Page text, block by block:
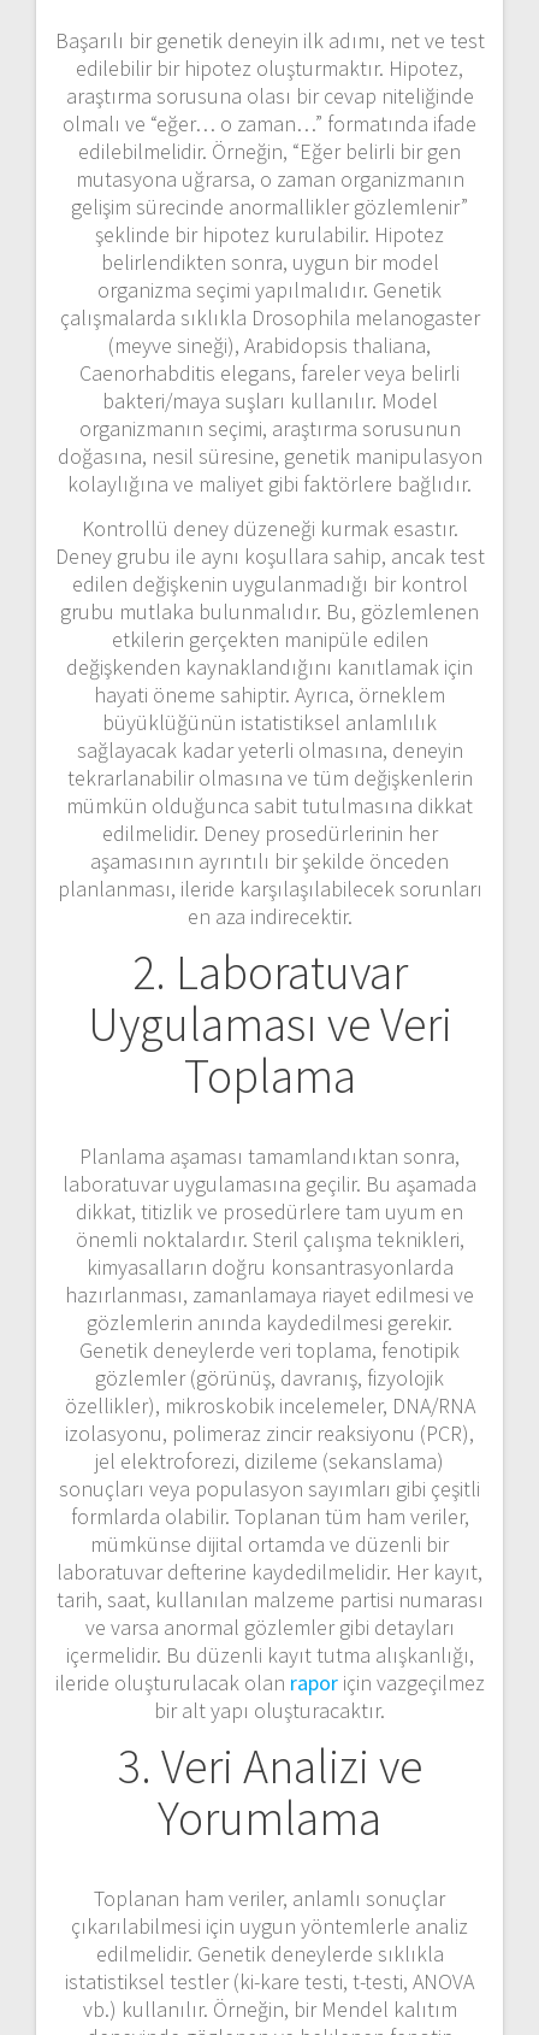
Başarılı bir genetik deneyin ilk adımı, net ve test
edilebilir bir hipotez oluşturmaktır. Hipotez,
araştırma sorusuna olası bir cevap niteliğinde
olmalı ve “eğer… o zaman…” formatında ifade
edilebilmelidir. Örneğin, “Eğer belirli bir gen
mutasyona uğrarsa, o zaman organizmanın
gelişim sürecinde anormallikler gözlemlenir”
şeklinde bir hipotez kurulabilir. Hipotez
belirlendikten sonra, uygun bir model
organizma seçimi yapılmalıdır. Genetik
çalışmalarda sıklıkla Drosophila melanogaster
(meyve sineği), Arabidopsis thaliana,
Caenorhabditis elegans, fareler veya belirli
bakteri/maya suşları kullanılır. Model
organizmanın seçimi, araştırma sorusunun
doğasına, nesil süresine, genetik manipulasyon
kolaylığına ve maliyet gibi faktörlere bağlıdır.
Kontrollü deney düzeneği kurmak esastır.
Deney grubu ile aynı koşullara sahip, ancak test
edilen değişkenin uygulanmadığı bir kontrol
grubu mutlaka bulunmalıdır. Bu, gözlemlenen
etkilerin gerçekten manipüle edilen
değişkenden kaynaklandığını kanıtlamak için
hayati öneme sahiptir. Ayrıca, örneklem
büyüklüğünün istatistiksel anlamlılık
sağlayacak kadar yeterli olmasına, deneyin
tekrarlanabilir olmasına ve tüm değişkenlerin
mümkün olduğunca sabit tutulmasına dikkat
edilmelidir. Deney prosedürlerinin her
aşamasının ayrıntılı bir şekilde önceden
planlanması, ileride karşılaşılabilecek sorunları
en aza indirecektir.
2. Laboratuvar
Uygulaması ve Veri
Toplama
Planlama aşaması tamamlandıktan sonra,
laboratuvar uygulamasına geçilir. Bu aşamada
dikkat, titizlik ve prosedürlere tam uyum en
önemli noktalardır. Steril çalışma teknikleri,
kimyasalların doğru konsantrasyonlarda
hazırlanması, zamanlamaya riayet edilmesi ve
gözlemlerin anında kaydedilmesi gerekir.
Genetik deneylerde veri toplama, fenotipik
gözlemler (görünüş, davranış, fizyolojik
özellikler), mikroskobik incelemeler, DNA/RNA
izolasyonu, polimeraz zincir reaksiyonu (PCR),
jel elektroforezi, dizileme (sekanslama)
sonuçları veya populasyon sayımları gibi çeşitli
formlarda olabilir. Toplanan tüm ham veriler,
mümkünse dijital ortamda ve düzenli bir
laboratuvar defterine kaydedilmelidir. Her kayıt,
tarih, saat, kullanılan malzeme partisi numarası
ve varsa anormal gözlemler gibi detayları
içermelidir. Bu düzenli kayıt tutma alışkanlığı,
ileride oluşturulacak olan raporiçin vazgeçilmez
bir alt yapı oluşturacaktır.
3. Veri Analizi ve
Yorumlama
Toplanan ham veriler, anlamlı sonuçlar
çıkarılabilmesi için uygun yöntemlerle analiz
edilmelidir. Genetik deneylerde sıklıkla
istatistiksel testler (ki-kare testi, t-testi, ANOVA
vb.) kullanılır. Örneğin, bir Mendel kalıtım